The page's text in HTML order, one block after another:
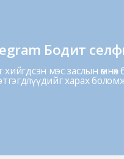
Бодит
мэс заслын өмнөх
харах